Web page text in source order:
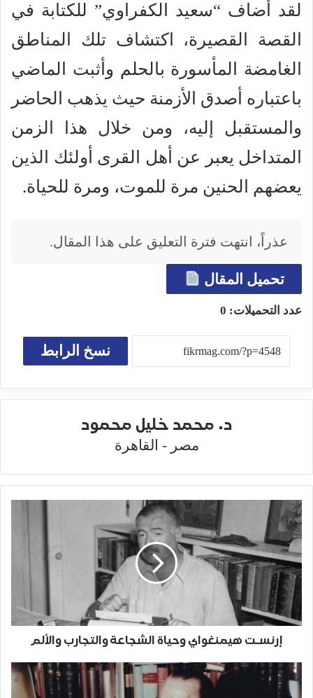
لقد أضاف “سعيد الكفراوي” للكتابة في
القصة القصيرة، اكتشاف تلك المناطق
الغامضة المأسورة بالحلم وأثبت الماضي
باعتباره أصدق الأزمنة حيث يذهب الحاضر
والمستقبل إليه، ومن خلال هذا الزمن
المتداخل يعبر عن أهل القرى أولئك الذين
يعضهم الحنين مرة للموت، ومرة للحياة.
عذراً، انتهت فترة التعليق على هذا المقال.
تحميل المقال
عدد التحميلات: 0
نسخ الرابط
د. محمد خليل محمود
مصر - القاهرة
إرنسـت هيمنغواي وحياة الشجاعة والتجارب والألم